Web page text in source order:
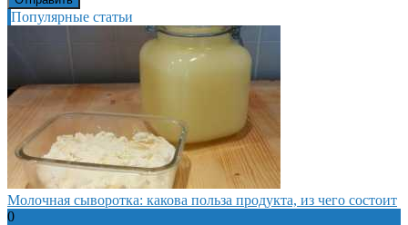
Популярные статьи
Молочная сыворотка: какова польза продукта, из чего состоит
0